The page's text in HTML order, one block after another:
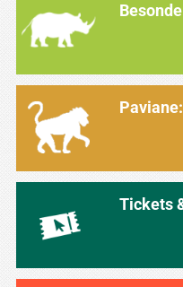
Tickets